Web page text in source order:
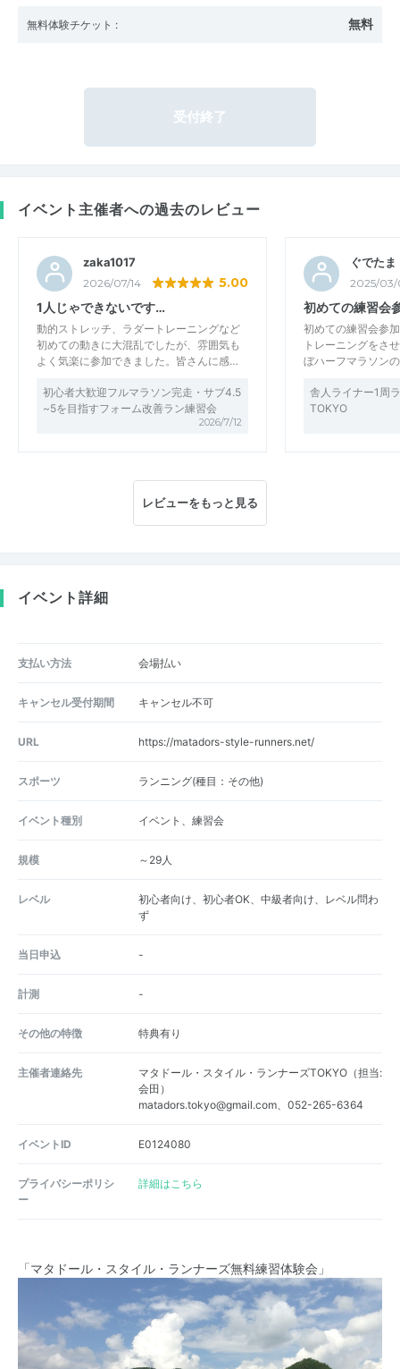
無料体験チケット : 無料
受付終了
イベント主催者への過去のレビュー
zaka1017
2026/07/14 5.00
1人じゃできないです…
動的ストレッチ、ラダートレーニングなど
初めての動きに大混乱でしたが、雰囲気も
よく気楽に参加できました。皆さんに感…
初心者大歓迎フルマラソン完走・サブ4.5
~5を目指すフォーム改善ラン練習会
2026/7/12
ぐでた
2025/
初めての練習会
初めての練習会参
トレーニングをさ
ぼハーフマラソン
舎人ライナー1周
TOKYO
レビューをもっと見る
イベント詳細
支払い方法 会場払い
キャンセル受付期間 キャンセル不可
URL https://matadors-style-runners.net/
スポーツ ランニング(種目：その他)
イベント種別 イベント、練習会
規模 ～29人
レベル
初心者向け、初心者OK、中級者向け、レベル問わ
ず
当日申込 -
計測 -
その他の特徴 特典有り
主催者連絡先
マタドール・スタイル・ランナーズTOKYO（担当:
会田）
matadors.tokyo@gmail.com、052-265-6364
イベントID E0124080
プライバシーポリシ
ー
詳細はこちら
「マタドール・スタイル・ランナーズ無料練習体験会」